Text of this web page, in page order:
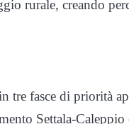
rurale, creando
tre fasce di priorità
Settala-